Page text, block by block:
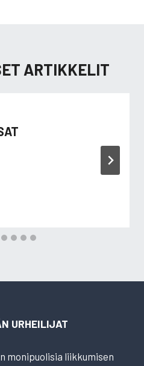
ARTIKKELIT
URHEILIJAT
monipuolisia liikkumisen